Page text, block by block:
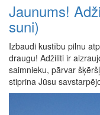
Jaunums!
suni)
Izbaudi kustību pilnu
draugu! Adžiliti ir
saimnieku, pārvar
stiprina Jūsu